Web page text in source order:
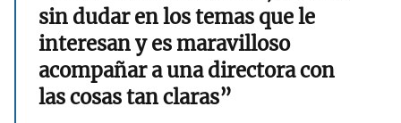
sin dudar en los temas que le
interesan y es maravilloso
acompañar a una directora con
las cosas tan claras”